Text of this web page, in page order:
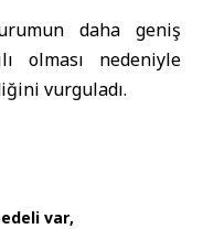
daha geniş
olması nedeniyle
vurguladı.
var